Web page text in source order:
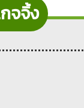
จจิ้ง